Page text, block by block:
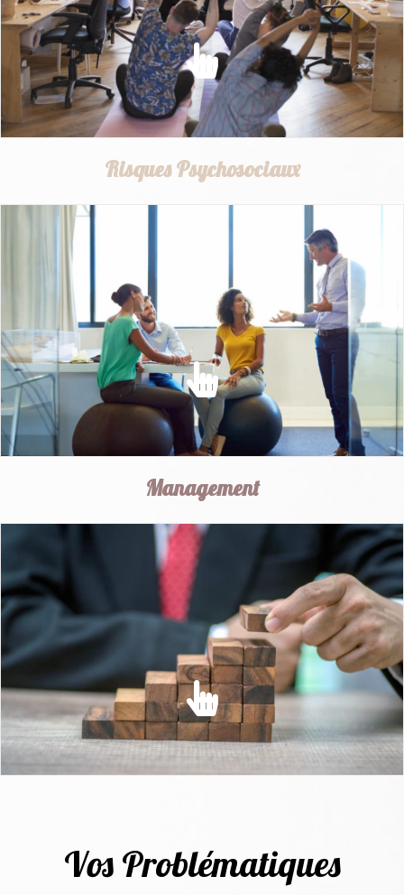
EN SAVOIR PLUS
Risques Psychosociaux
Prévenir et lutter contre les risques psychosociaux et les
facteurs de stress...
EN SAVOIR PLUS
Management
MANAGEMENT
Conseiller les managers et collaborateurs pour donner du
sens et mobiliser les hommes...
EN SAVOIR PLUS
Vos Problématiques